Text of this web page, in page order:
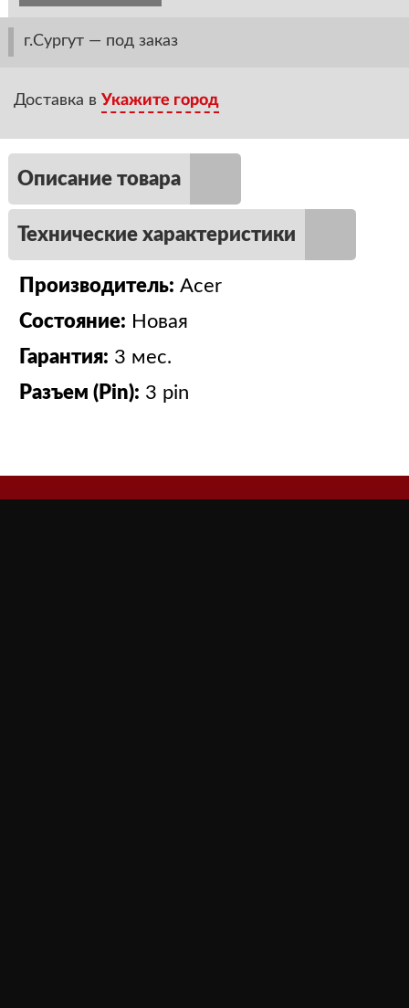
г.Сургут — под заказ
Доставка в Укажите город
Описание товара
Технические характеристики
Производитель: Acer
Состояние: Новая
Гарантия: 3 мес.
Разъем (Pin): 3 pin